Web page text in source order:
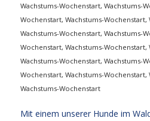
Wachstums-Wochenstart, Wachstums-
Wochenstart, Wachstums-Wochenstart,
Wachstums-Wochenstart, Wachstums-
Wochenstart, Wachstums-Wochenstart,
Wachstums-Wochenstart, Wachstums-
Wochenstart, Wachstums-Wochenstart,
Wachstums-Wochenstart
Mit einem unserer Hunde im